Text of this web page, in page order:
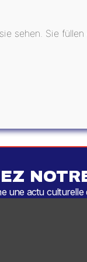
sehen. Sie
une actu